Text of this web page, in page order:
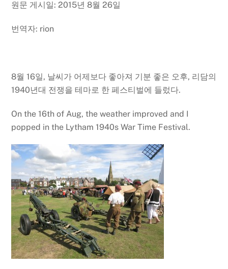
원문 게시일: 2015년 8월 26일
번역자: rion
8월 16일, 날씨가 어제보다 좋아져 기분 좋은 오후, 리담의
1940년대 전쟁을 테마로 한 페스티벌에 들렀다.
On the 16th of Aug, the weather improved and I
popped in the Lytham 1940s War Time Festival.